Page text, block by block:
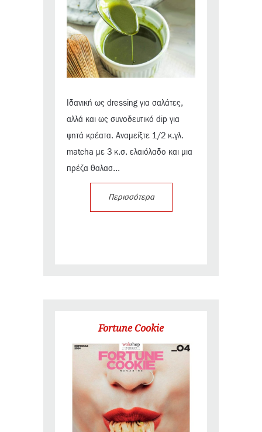
Ιδανική ως dressing για σαλάτες,
αλλά και ως συνοδευτικό dip για
ψητά κρέατα. Αναμείξτε 1/2 κ.γλ.
matcha με 3 κ.σ. ελαιόλαδο και μια
πρέζα θαλασ...
Περισσότερα
Fortune Cookie